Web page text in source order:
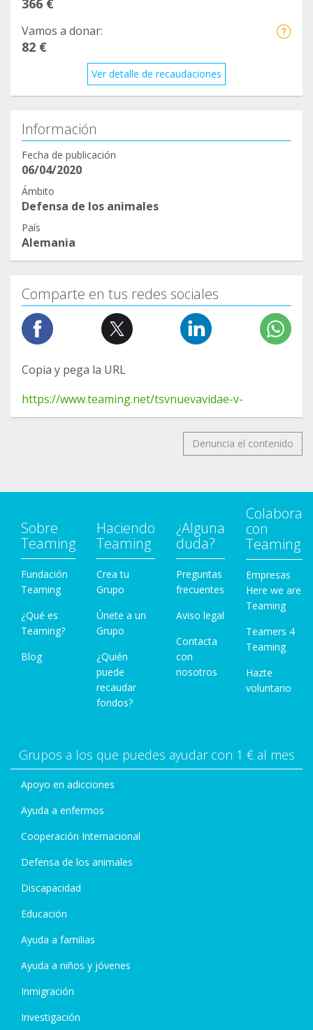
366 €
Vamos a donar:
82 €
Ver detalle de recaudaciones
Información
Fecha de publicación
06/04/2020
Ámbito
Defensa de los animales
País
Alemania
Comparte en tus redes sociales
Copia y pega la URL
https://www.teaming.net/tsvnuevavidae-v-
Denuncia el contenido
Sobre
Teaming
Fundación
Teaming
¿Qué es
Teaming?
Blog
Haciendo
Teaming
Crea tu
Grupo
Únete a un
Grupo
¿Quién
puede
recaudar
fondos?
¿Alguna
duda?
Preguntas
frecuentes
Aviso legal
Contacta
con
nosotros
Colabora
con
Teaming
Empresas
Here we are
Teaming
Teamers 4
Teaming
Hazte
voluntario
Grupos a los que puedes ayudar con 1 € al mes
Apoyo en adicciones
Ayuda a enfermos
Cooperación Internacional
Defensa de los animales
Discapacidad
Educación
Ayuda a familias
Ayuda a niños y jóvenes
Inmigración
Investigación